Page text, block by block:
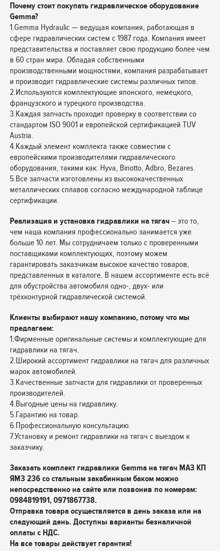
Почему стоит покупать гидравлическое оборудование
Gemma?
1.Gemma Hydraulic — ведущая компания, работающая в
сфере гидравлических систем с 1987 года. Компания имеет
представительства и поставляет свою продукцию более чем
в 60 стран мира. Обладая собственными
производственными мощностями, компания разрабатывает
и производит гидравлические системы различных типов.
2.Используются комплектующие японского, немецкого,
французского и турецкого производства.
3.Каждая запчасть проходит проверку в соответствии со
стандартом ISO 9001 и европейской сертификацией TUV
Austria.
4.Каждый элемент комплекта также совместим с
европейскими производителями гидравлического
оборудования, такими как: Hyva, Binotto, Adbro, Bezares.
5.Все запчасти изготовлены из высококачественных
металлических сплавов согласно международной таблице
сертификации.
Реализация и установка гидравлики на тягач – это то,
чем наша компания профессионально занимается уже
больше 10 лет. Мы сотрудничаем только с проверенными
поставщиками комплектующих, поэтому можем
гарантировать заказчикам высокое качество товаров,
представленных в каталоге. В нашем ассортименте есть всё
для обустройства автомобиля одно-, двух- или
трёхконтурной гидравлической системой.
Клиенты выбирают нашу компанию, потому что мы
предлагаем:
1.Фирменные оригинальные системы и комплектующие для
гидравлики на тягач.
2.Широкий ассортимент гидравлики на тягач для различных
марок автомобилей.
3.Качественные запчасти для гидравлики от проверенных
производителей.
4.Выгодные цены на гидравлику.
5.Гарантию на товар.
6.Профессиональную консультацию.
7.Установку и ремонт гидравлики на тягач с выездом к
заказчику.
Заказать комплект гидравлики Gemma на тягач МАЗ КП
ЯМЗ 236 со стальным закабинным баком можно
непосредственно на сайте или позвонив по номерам:
0984819191, 0971867738.
Отправка товара осуществляется в день заказа или на
следующий день. Доступны варианты безналичной
оплаты с НДС.
На все товары действует гарантия!